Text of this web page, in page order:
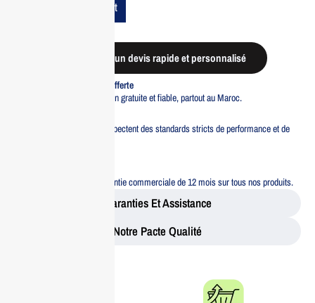
Add To Cart
Demander un devis rapide et personnalisé
Livraison standard offerte
Profitez d’une livraison gratuite et fiable, partout au Maroc.
Tous nos produits respectent des standards stricts de performance et de
Bénéficiez d’une garantie commerciale de 12 mois sur tous nos produits.
Garanties Et Assistance
Notre Pacte Qualité